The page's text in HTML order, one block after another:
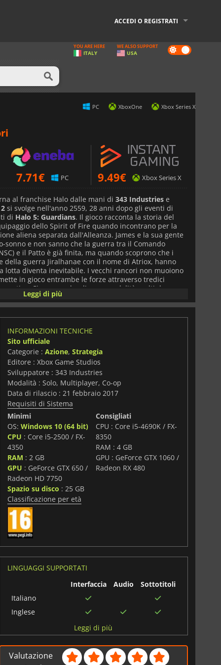
ACCEDI O REGISTRATI
Dark
mode
YOU ARE HERE
ITALY
WE ALSO SUPPORT
USA
PC XboxOne Xbox Series X
7.71€ PC 9.49€ Xbox Series X
al franchise Halo dalle mani di 343 Industries e
si svolge nell'anno 2559, 28 anni dopo gli eventi di
di Halo 5: Guardians. Il gioco racconta la storia del
dello Spirit of Fire quando incontrano per la
aliena separata dall'Alleanza. James e la sua gente
sonno e non sanno che la guerra tra il Comando
e il Patto è già finita, ma quando scoprono che i
della guerra Jiralhanae con il nome di Atriox, hanno
lotta diventa inevitabile. I vecchi rancori non muoiono
in gioco entrambe le forze attraverso tredici
Ci sono anche diverse modalità multiplayer
dove è possibile testare le proprie abilità di
iconiche della serie Halo come Spartani, Facoceri,
in battaglie epiche. Un nuovo nemico minaccia
fermarlo!
Leggi di più
INFORMAZIONI TECNICHE
Sito ufficiale
Categorie : Azione, Strategia
Editore : Xbox Game Studios
Sviluppatore : 343 Industries
Modalità : Solo, Multiplayer, Co-op
Data di rilascio : 21 febbraio 2017
Requisiti di Sistema
Minimi
OS: Windows 10 (64 bit)
CPU : Core i5-2500 / FX-
4350
RAM : 2 GB
GPU : GeForce GTX 650 /
Radeon HD 7750
Spazio su disco : 25 GB
Consigliati
CPU : Core i5-4690K / FX-
8350
RAM : 4 GB
GPU : GeForce GTX 1060 /
Radeon RX 480
Classificazione per età
LINGUAGGI SUPPORTATI
Interfaccia
Audio
Sottotitoli
Italiano
Inglese
messicano
Leggi di più
Valutazione